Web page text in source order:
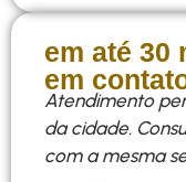
em até 30
em
Atendimento
da cidade.
com a mesma